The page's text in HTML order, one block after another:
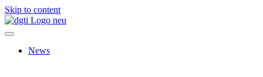
Skip to content
News